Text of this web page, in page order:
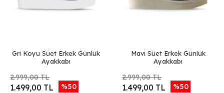
Gri Koyu Süet Erkek Günlük
Ayakkabı
2.999,00 TL
1.499,00 TL %50
Mavi Süet Erkek Günlük
Ayakkabı
2.999,00 TL
1.499,00 TL %50